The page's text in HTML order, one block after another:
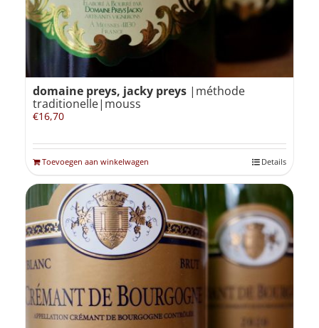
domaine preys, jacky preys |méthode
traditionelle|mouss
€16,70
Toevoegen aan winkelwagen Details